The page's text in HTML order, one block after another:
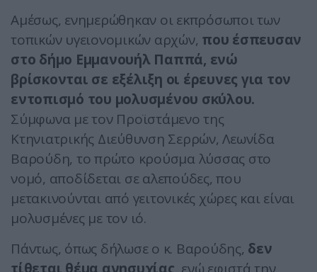
Αμέσως, ενημερώθηκαν οι εκπρόσωποι των
τοπικών υγειονομικών αρχών, που έσπευσαν
στο δήμο Εμμανουήλ Παππά, ενώ
βρίσκονται σε εξέλιξη οι έρευνες για τον
εντοπισμό του μολυσμένου σκύλου.
Σύμφωνα με τον Προϊστάμενο της
Κτηνιατρικής Διεύθυνση Σερρών, Λεωνίδα
Βαρούδη, το πρώτο κρούσμα λύσσας στο
νομό, αποδίδεται σε αλεπούδες, που
μετακινούνται από γειτονικές χώρες και είναι
μολυσμένες με τον ιό.
Πάντως, όπως δήλωσε ο κ. Βαρούδης, δεν